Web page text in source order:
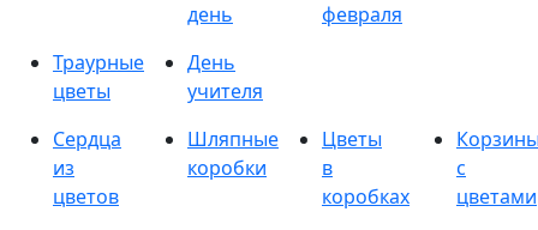
день
февраля
Траурные
цветы
День
учителя
Сердца
из
цветов
Шляпные
коробки
Цветы
в
коробках
с
цветами